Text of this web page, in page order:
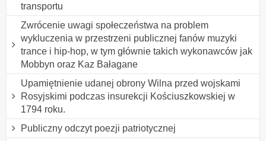
transportu
Zwrócenie uwagi społeczeństwa na problem
wykluczenia w przestrzeni publicznej fanów muzyki
trance i hip-hop, w tym głównie takich wykonawców jak
Mobbyn oraz Kaz Bałagane
Upamiętnienie udanej obrony Wilna przed wojskami
Rosyjskimi podczas insurekcji Kościuszkowskiej w
1794 roku.
Publiczny odczyt poezji patriotycznej